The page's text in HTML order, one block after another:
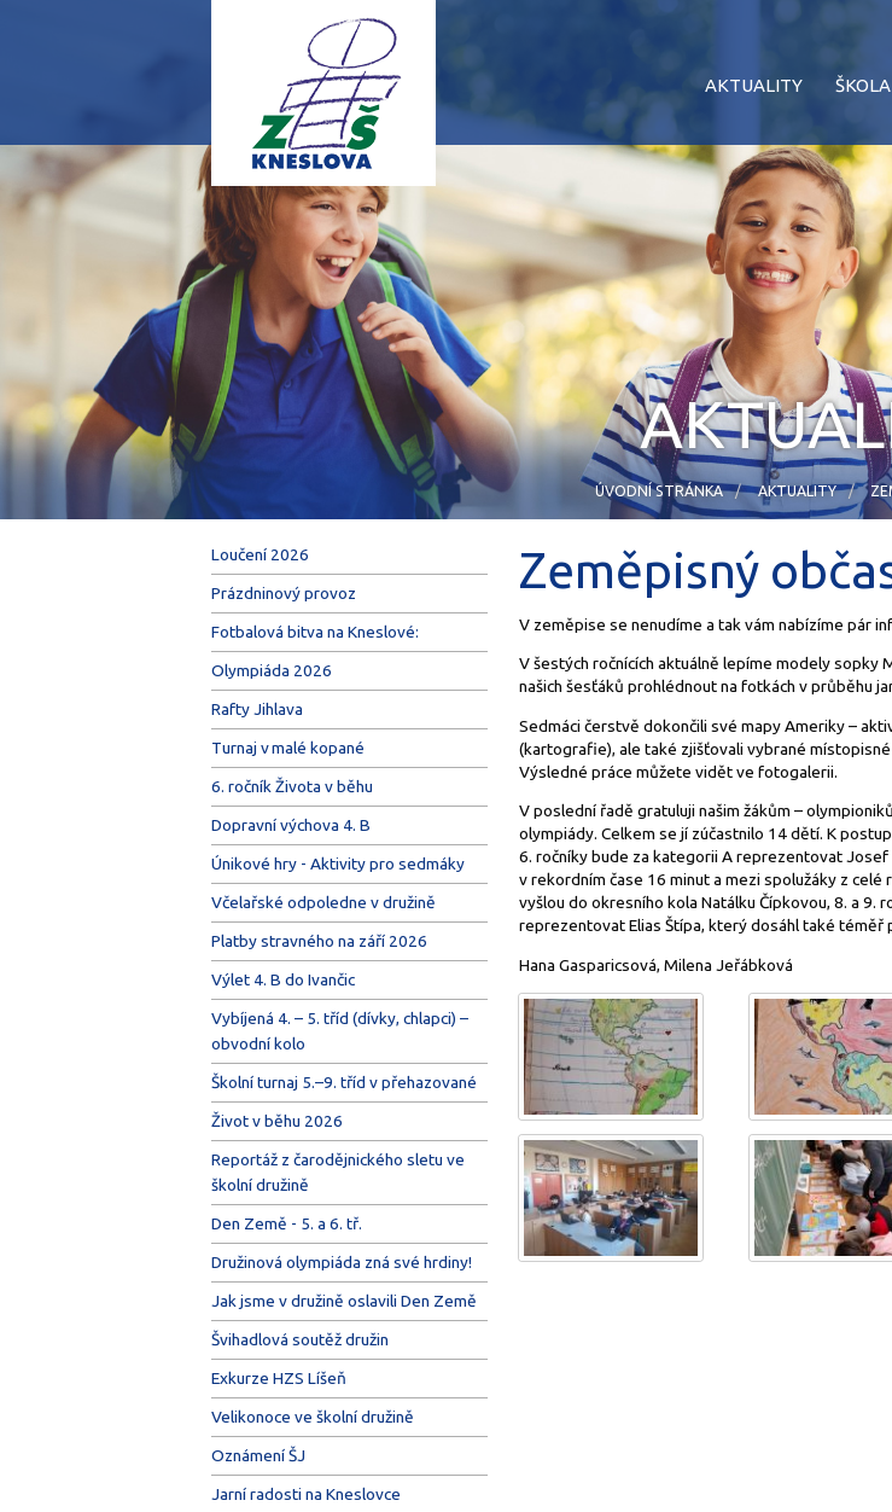
AKTUALITY ŠKOLA
ÚVODNÍ STRÁNKA AKTUALITY
Loučení 2026
Prázdninový provoz
Fotbalová bitva na Kneslové:
Olympiáda 2026
Rafty Jihlava
Turnaj v malé kopané
6. ročník Života v běhu
Dopravní výchova 4. B
Únikové hry - Aktivity pro sedmáky
Včelařské odpoledne v družině
Platby stravného na září 2026
Výlet 4. B do Ivančic
Vybíjená 4. – 5. tříd (dívky, chlapci) –
obvodní kolo
Školní turnaj 5.–9. tříd v přehazované
Život v běhu 2026
Reportáž z čarodějnického sletu ve
školní družině
Den Země - 5. a 6. tř.
Družinová olympiáda zná své hrdiny!
Jak jsme v družině oslavili Den Země
Švihadlová soutěž družin
Exkurze HZS Líšeň
Velikonoce ve školní družině
Oznámení ŠJ
Jarní radosti na Kneslovce
Zeměpisný
V zeměpise se nenudíme a tak vám nabízíme pár
V šestých ročnících aktuálně lepíme modely sopky
našich šesťáků prohlédnout na fotkách v průběhu
Sedmáci čerstvě dokončili své mapy Ameriky –
(kartografie), ale také zjišťovali vybrané
Výsledné práce můžete vidět ve fotogalerii.
V poslední řadě gratuluji našim žákům –
olympiády. Celkem se jí zúčastnilo 14 dětí. K
6. ročníky bude za kategorii A reprezentovat
v rekordním čase 16 minut a mezi spolužáky z
vyšlou do okresního kola Natálku Čípkovou, 8. a 9.
reprezentovat Elias Štípa, který dosáhl také téměř
Hana Gasparicsová, Milena Jeřábková